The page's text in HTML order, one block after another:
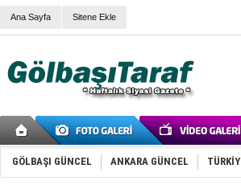
Ana Sayfa Sitene Ekle
GÖLBAŞI GÜNCEL ANKARA GÜNCEL